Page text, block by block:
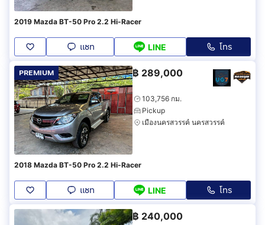
2019 Mazda BT-50 Pro 2.2 Hi-Racer
แชท LINE โทร
PREMIUM ฿ 289,000
103,756 กม.
Pickup
เมืองนครสวรรค์ นครสวรรค์
2018 Mazda BT-50 Pro 2.2 Hi-Racer
แชท LINE โทร
฿ 240,000